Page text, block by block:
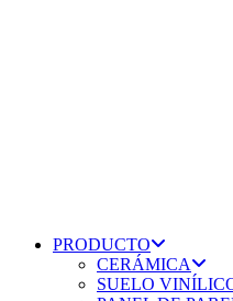
PRODUCTO
CERÁMICA
SUELO